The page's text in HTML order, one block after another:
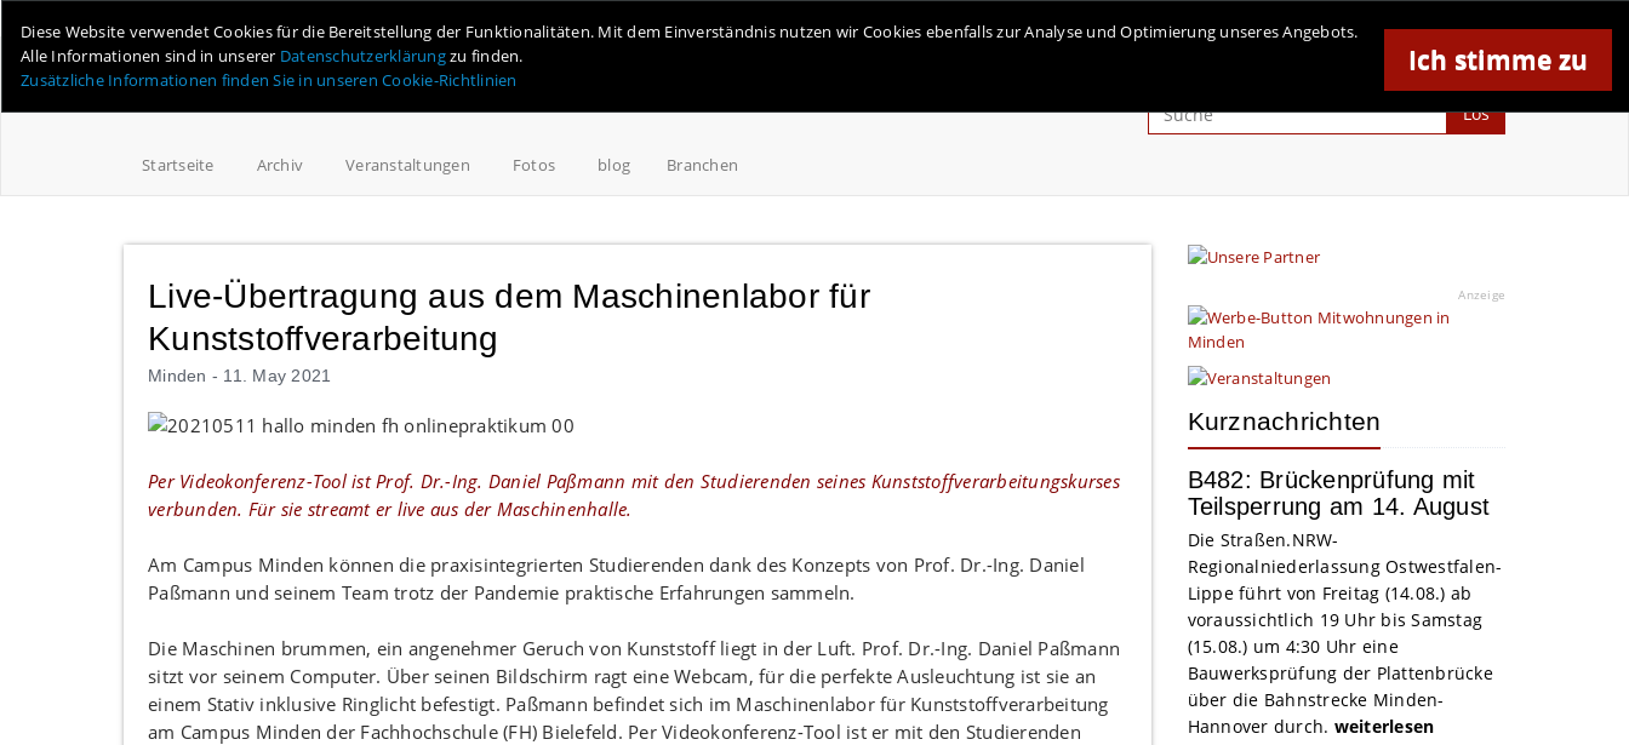
Ich stimme zu
Diese Website verwendet Cookies für die Bereitstellung der Funktionalitäten. Mit dem Einverständnis nutzen wir Cookies ebenfalls zur Analyse und Optimierung unseres Angebots.
Alle Informationen sind in unserer Datenschutzerklärungzu finden.
Zusätzliche Informationen finden Sie in unseren Cookie-Richtlinien
Anzeige
Los
Startseite Archiv Veranstaltungen Fotos blog Branchen
Live-Übertragung aus dem Maschinenlabor für
Kunststoffverarbeitung
Minden - 11. May 2021
Per Videokonferenz-Tool ist Prof. Dr.-Ing. Daniel Paßmann mit den Studierenden seines Kunststoffverarbeitungskurses
verbunden. Für sie streamt er live aus der Maschinenhalle.
Am Campus Minden können die praxisintegrierten Studierenden dank des Konzepts von Prof. Dr.-Ing. Daniel
Paßmann und seinem Team trotz der Pandemie praktische Erfahrungen sammeln.
Die Maschinen brummen, ein angenehmer Geruch von Kunststoff liegt in der Luft. Prof. Dr.-Ing. Daniel Paßmann
sitzt vor seinem Computer. Über seinen Bildschirm ragt eine Webcam, für die perfekte Ausleuchtung ist sie an
einem Stativ inklusive Ringlicht befestigt. Paßmann befindet sich im Maschinenlabor für Kunststoffverarbeitung
am Campus Minden der Fachhochschule (FH) Bielefeld. Per Videokonferenz-Tool ist er mit den Studierenden
Anzeige
Kurznachrichten
B482: Brückenprüfung mit
Teilsperrung am 14. August
Die Straßen.NRW-
Regionalniederlassung Ostwestfalen-
Lippe führt von Freitag (14.08.) ab
voraussichtlich 19 Uhr bis Samstag
(15.08.) um 4:30 Uhr eine
Bauwerksprüfung der Plattenbrücke
über die Bahnstrecke Minden-
Hannover durch. weiterlesen